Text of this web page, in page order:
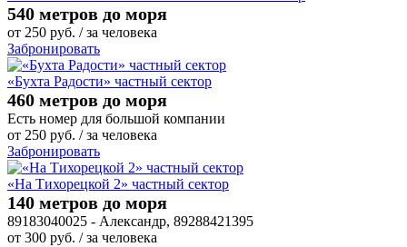
540 метров до моря
от 250 руб. / за человека
Забронировать
«Бухта Радости» частный сектор
460 метров до моря
Есть номер для большой компании
от 250 руб. / за человека
Забронировать
«На Тихорецкой 2» частный сектор
140 метров до моря
89183040025 - Александр, 89288421395
от 300 руб. / за человека